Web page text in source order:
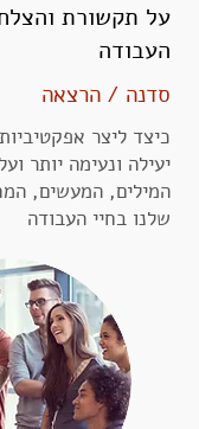
על תקשורת
העבודה
סדנה / הרצאה
כיצד ליצר
יעילה ונעימה יותר
המילים, המעשים,
שלנו בחיי העבודה